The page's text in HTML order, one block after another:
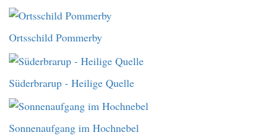
Ortsschild Pommerby
Süderbrarup - Heilige Quelle
Sonnenaufgang im Hochnebel